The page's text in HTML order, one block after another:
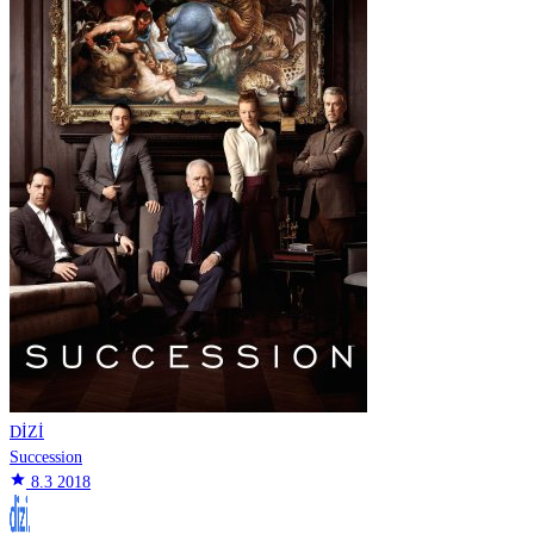
DİZİ
Succession
star 8.3 2018